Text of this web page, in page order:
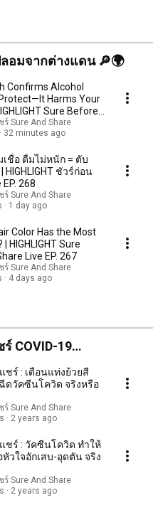
อมจากต่างแดน 🔎🌍
Confirms Alcohol
Harms Your
Sure Before
Sure And Share
32 minutes ago
เชื่อ ดื่มไม่หนัก = ตับ
HIGHLIGHT ชัวร์ก่อน
268
Sure And Share
1 day ago
Color Has the Most
HIGHLIGHT Sure
Live EP. 267
Sure And Share
4 days ago
COVID-19
ชร์ : เตือนแท่งย้วยสี
ดวัคซีนโควิด จริงหรือ
Sure And Share
2 years ago
ชร์ : วัคซีนโควิด ทำให้
หัวใจอักเสบ-อุดตัน จริง
Sure And Share
2 years ago